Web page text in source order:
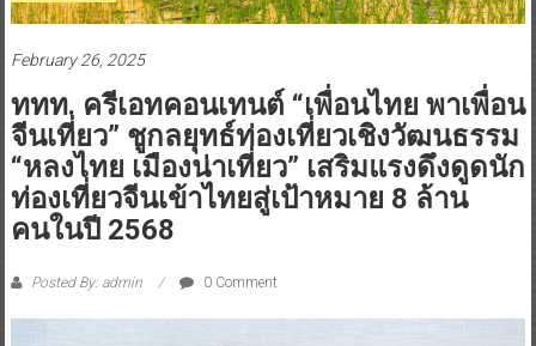
February 26, 2025
ททท. ครีเอทคอนเทนต์ “เพื่อนไทย พาเพื่อน
จีนเที่ยว” ชูกลยุทธ์ท่องเที่ยวเชิงวัฒนธรรม
“หลงไทย เมืองน่าเที่ยว” เสริมแรงดึงดูดนัก
ท่องเที่ยวจีนเข้าไทยสู่เป้าหมาย 8 ล้าน
คนในปี 2568
Posted By: admin 0 Comment